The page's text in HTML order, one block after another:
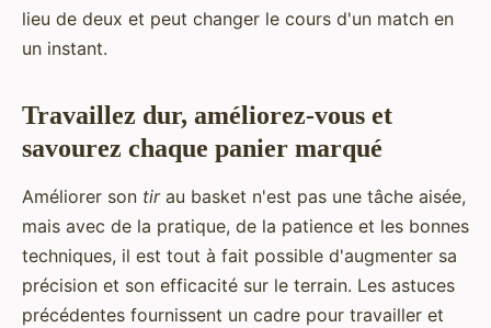
lieu de deux et peut changer le cours d'un match en
un instant.
Travaillez dur, améliorez-vous et
savourez chaque panier marqué
Améliorer son tirau basket n'est pas une tâche aisée,
mais avec de la pratique, de la patience et les bonnes
techniques, il est tout à fait possible d'augmenter sa
précision et son efficacité sur le terrain. Les astuces
précédentes fournissent un cadre pour travailler et